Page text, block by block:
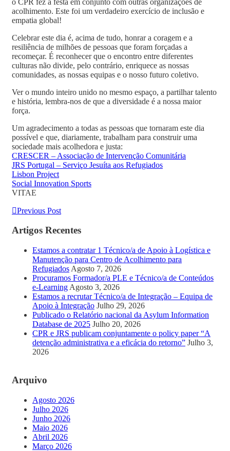
acolhimento. Este foi um verdadeiro exercício de inclusão e
empatia global!
Celebrar este dia é, acima de tudo, honrar a coragem e a
resiliência de milhões de pessoas que foram forçadas a
recomeçar. É reconhecer que o encontro entre diferentes
culturas não divide, pelo contrário, enriquece as nossas
comunidades, as nossas equipas e o nosso futuro coletivo.
Ver o mundo inteiro unido no mesmo espaço, a partilhar talento
e história, lembra-nos de que a diversidade é a nossa maior
força.
Um agradecimento a todas as pessoas que tornaram este dia
possível e que, diariamente, trabalham para construir uma
sociedade mais acolhedora e justa:
CRESCER – Associação de Intervenção Comunitária
JRS Portugal – Serviço Jesuíta aos Refugiados
Lisbon Project
Social Innovation Sports
VITAE
Previous Post
Artigos Recentes
Estamos a contratar 1 Técnico/a de Apoio à Logística e
Manutenção para Centro de Acolhimento para
Refugiados Agosto 7, 2026
Procuramos Formador/a PLE e Técnico/a de Conteúdos
e-Learning Agosto 3, 2026
Estamos a recrutar Técnico/a de Integração – Equipa de
Apoio à Integração Julho 29, 2026
Publicado o Relatório nacional da Asylum Information
Database de 2025 Julho 20, 2026
CPR e JRS publicam conjuntamente o policy paper “A
detenção administrativa e a eficácia do retorno” Julho 3,
2026
Arquivo
Agosto 2026
Julho 2026
Junho 2026
Maio 2026
Abril 2026
Março 2026